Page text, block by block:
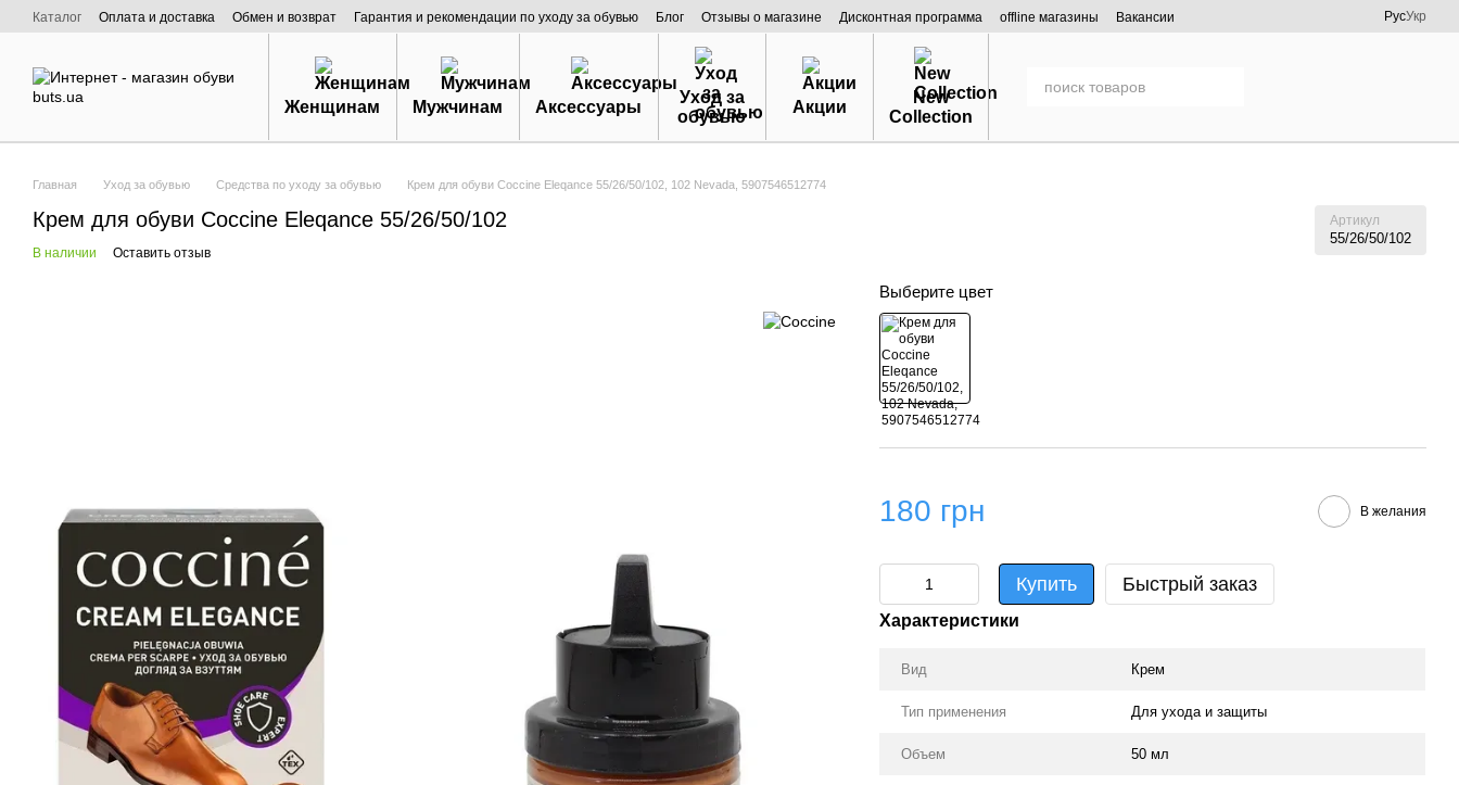
Перейти к основному контенту
Каталог Оплата и доставка Обмен и возврат Гарантия и рекомендации по уходу за обувью Блог Отзывы о магазине Дисконтная программа offline магазины
Вакансии
О нас
РусУкр
Женщинам Мужчинам Аксессуары
Уход за
обувью
Акции
New
Collection
Главная Уход за обувью Средства по уходу за обувью Крем для обуви Coccine Eleqance 55/26/50/102, 102 Nevada, 5907546512774
Крем для обуви Coccine Eleqance 55/26/50/102 Артикул
55/26/50/102
В наличии Оставить отзыв
Выберите цвет
180 грн В желания
Купить Быстрый заказ
Характеристики
Вид Крем
Тип применения Для ухода и защиты
Объем 50 мл